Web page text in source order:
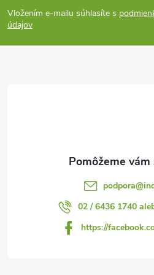
p
Vložením e-mailu súhlasíte s
údajov
podpora@
02 / 6436 1740
https://